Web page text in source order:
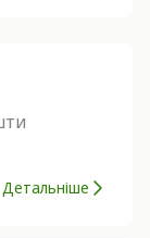
Детальніше